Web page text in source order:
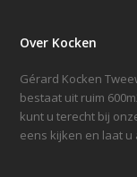
Over Kocken
Gérard Kocken
bestaat uit ruim
kunt u terecht bij
eens kijken en laat